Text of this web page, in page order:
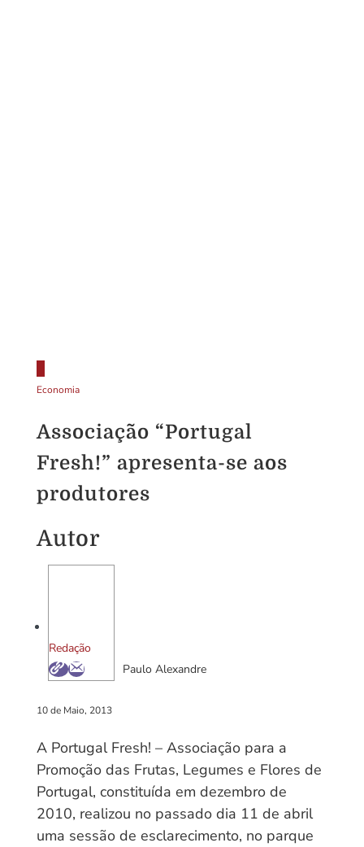
Economia
Associação “Portugal
Fresh!” apresenta-se aos
produtores
Autor
Redação
Paulo Alexandre
10 de Maio, 2013
A Portugal Fresh! – Associação para a
Promoção das Frutas, Legumes e Flores de
Portugal, constituída em dezembro de
2010, realizou no passado dia 11 de abril
uma sessão de esclarecimento, no parque